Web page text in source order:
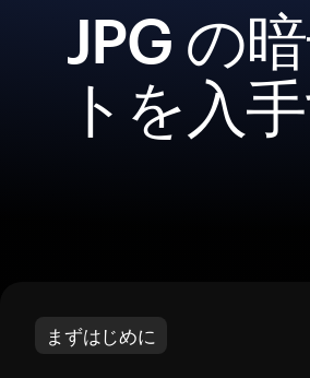
JPG の
トを入
まずはじめに